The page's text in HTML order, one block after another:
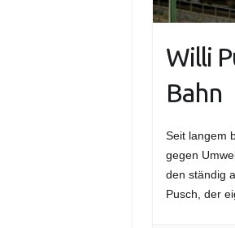
Willi
Bahn
Seit langem
gegen
den ständig
Pusch, der